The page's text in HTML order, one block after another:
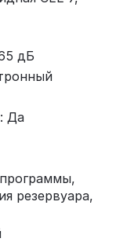
дБ
Да
резервуара,